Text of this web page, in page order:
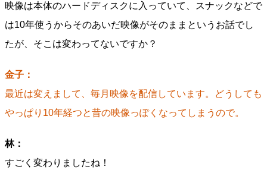
映像は本体のハードディスクに入っていて、スナックなどで
は10年使うからそのあいだ映像がそのままというお話でし
たが、そこは変わってないですか？
金子：
最近は変えまして、毎月映像を配信しています。どうしても
やっぱり10年経つと昔の映像っぽくなってしまうので。
林：
すごく変わりましたね！